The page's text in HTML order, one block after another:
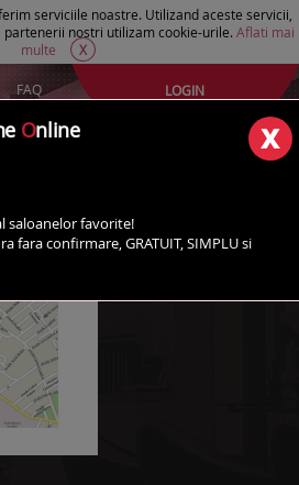
serviciile noastre. Utilizand aceste servicii,
nostri utilizam cookie-urile. Aflati mai
multe
X
FAQ LOGIN
Online
saloanelor favorite!
fara confirmare, GRATUIT, SIMPLU si